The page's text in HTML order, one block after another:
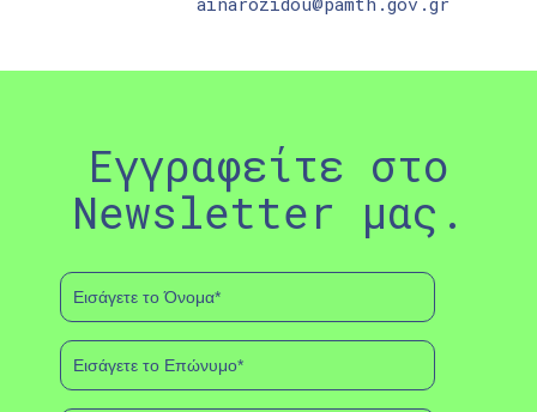
Εγγραφείτε στο
Newsletter μας.